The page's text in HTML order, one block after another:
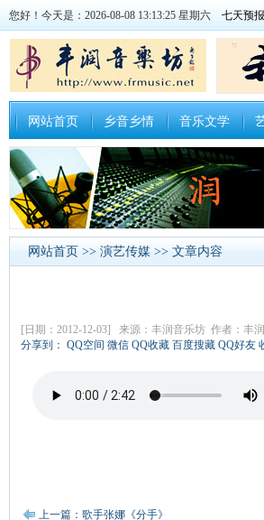
您好！今天是：2026-08-08 13:13:26 星期六
网站首页 乡音乡情 音乐文学
网站首页 >> 演艺传媒 >> 文章内容
[日期：2012-12-03] 来源：丰润音乐坊 作者：丰
分享到： QQ空间 微信 QQ收藏 百度搜藏 QQ好友
上一篇：歌手张娜《分手》